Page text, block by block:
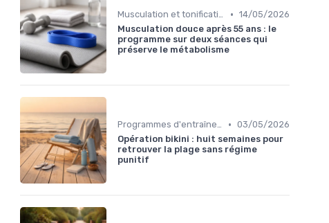
Musculation et tonification • 14/05/2026
Musculation douce après 55 ans : le
programme sur deux séances qui
préserve le métabolisme
Programmes d'entraînement • 03/05/2026
Opération bikini : huit semaines pour
retrouver la plage sans régime
punitif